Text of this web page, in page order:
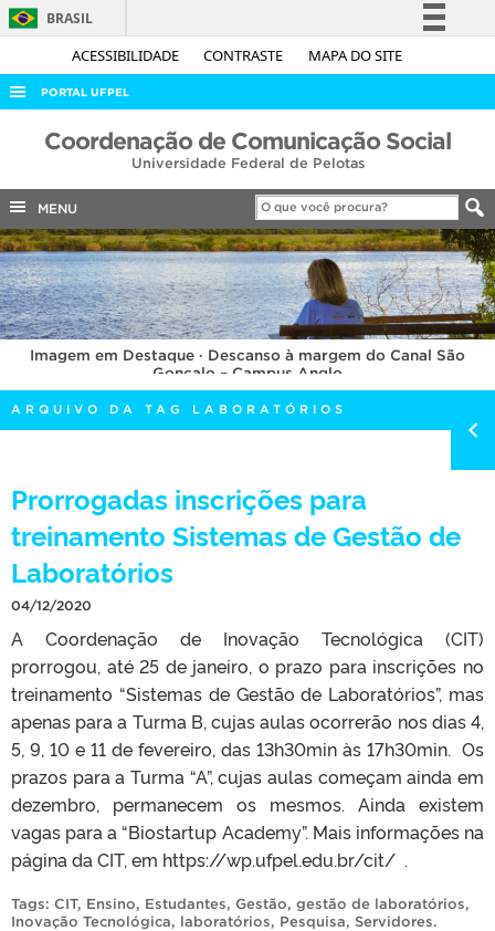
ACESSIBILIDADE CONTRASTE MAPA DO SITE
BRASIL
Simplifique!
Acesso à informação
Legislação
Canais
PORTAL UFPEL
ACESSO À INFORMAÇÃO
COBALTO
CONCURSOS
EDITAIS
INTERNACIONAL
OUVIDORIA
PORTARIAS
TELEFONES
Coordenação de Comunicação Social
Universidade Federal de Pelotas
MENU
Imagem em Destaque · Descanso à margem do Canal São
Gonçalo – Campus Anglo
ARQUIVO DA TAG LABORATÓRIOS
Prorrogadas inscrições para
treinamento Sistemas de Gestão de
Laboratórios
04/12/2020
A Coordenação de Inovação Tecnológica (CIT)
prorrogou, até 25 de janeiro, o prazo para inscrições no
treinamento “Sistemas de Gestão de Laboratórios”, mas
apenas para a Turma B, cujas aulas ocorrerão nos dias 4,
5, 9, 10 e 11 de fevereiro, das 13h30min às 17h30min. Os
prazos para a Turma “A”, cujas aulas começam ainda em
dezembro, permanecem os mesmos. Ainda existem
vagas para a “Biostartup Academy”. Mais informações na
página da CIT, em https://wp.ufpel.edu.br/cit/ .
Tags: CIT, Ensino, Estudantes, Gestão, gestão de laboratórios,
Inovação Tecnológica, laboratórios, Pesquisa, Servidores.